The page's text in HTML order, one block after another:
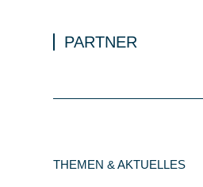
PARTNER
THEMEN & AKTUELLES